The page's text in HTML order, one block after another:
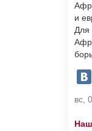
и
Для
вс,